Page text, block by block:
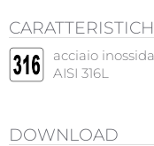
acciaio
AISI 316L
DOWNLOAD